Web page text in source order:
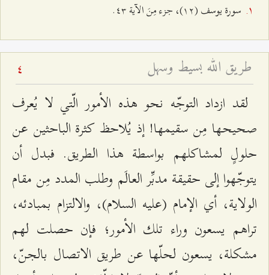
سورة يوسف (۱٢)، جزء مِنَ الآية ٤٣.
طريق الله بسيط وسهل 4
لقد ازداد التوجّه نحو هذه الأمور الّتي لا يُعرف
صحيحها مِن سقيمها! إذ يُلاحظ كثرة الباحثين عن
حلولٍ لمشاكلهم بواسطة هذا الطريق. فبدل أن
يتوجّهوا إلى حقيقة مدبِّر العالَم وطلب المدد مِن مقام
الولاية، أي الإمام (عليه السلام)، والالتزام بمبادئه،
تراهم يسعون وراء تلك الأمور؛ فإن حصلت لهم
مشكلة، يسعون لحلّها عن طريق الاتصال بالجنّ،